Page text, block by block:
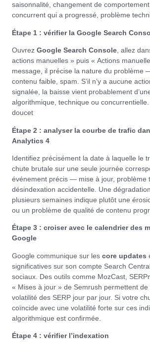
saisonnalité, changement de
concurrent qui a progressé, problème
Étape 1 : vérifier la Google Search
Ouvrez Google Search Console , allez
actions manuelles » puis « Actions
message, il précise la nature du problème
contenu faible, spam. S’il n’y a aucune
signalée, la baisse vient probablement
algorithmique, technique ou concurrentielle.
doucet
Étape 2 : analyser la courbe de trafic
Analytics 4
Identifiez précisément la date à laquelle le
chute brutale sur une seule journée
événement précis — mise à jour, problème
désindexation accidentelle. Une
plusieurs semaines indique plutôt une
ou un problème de qualité de contenu
Étape 3 : croiser avec le calendrier des
Google
Google communique sur les core updates
significatives sur son compte Search
sociaux. Des outils comme MozCast,
« Mises à jour » de Semrush permettent de
volatilité des SERP jour par jour. Si votre
coïncide avec une volatilité forte sur ces
algorithmique est confirmée.
Étape 4 : vérifier l’indexation